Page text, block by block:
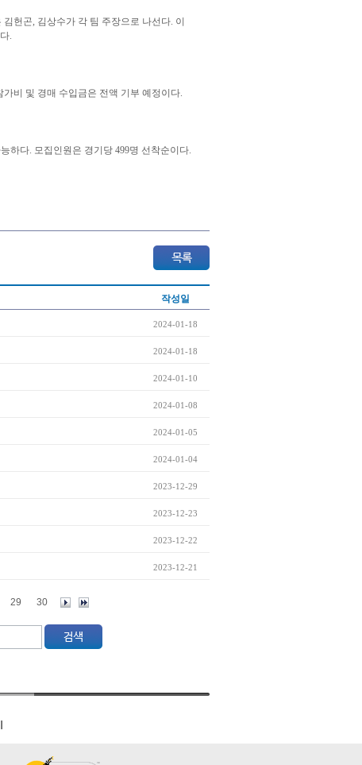
헌곤, 김상수가 각 팀 주장으로 나선다. 이
.
비 및 경매 수입금은 전액 기부 예정이다.
하다. 모집인원은 경기당 499명 선착순이다.
작성일
2024-01-18
2024-01-18
2024-01-10
2024-01-08
2024-01-05
2024-01-04
2023-12-29
2023-12-23
2023-12-22
2023-12-21
29 30